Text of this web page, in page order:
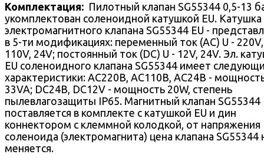
Комплектация: Пилотный клапан SG55344 0,5-13
укомплектован соленоидной катушкой EU. Катушка
электромагнитного клапана SG55344 EU -
в 5-ти модификациях: переменный ток (AC) U - 220V,
110V, 24V; постоянный ток (DC) U - 12V, 24V. Эл.
EU соленоидного клапана SG55344 имеет
характеристики: AC220В, AC110В, AC24В -
33VA; DC24В, DC12V - мощность 20W, степень
пылевлагозащиты IP65. Магнитный клапан SG55344
поставляется в комплекте с катушкой EU и дин
коннектором с клеммной колодкой, от напряжения
соленоида (электромагнита) цена клапана SG55344
меняется.